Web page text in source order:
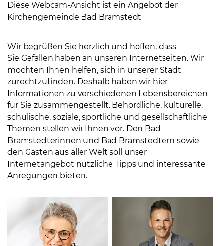
Uhr
08
Uhr
und
14
außerhalb
Diese Webcam-Ansicht ist ein Angebot der
Kirchengemeinde Bad Bramstedt
Wir begrüßen Sie herzlich und hoffen, dass
Sie Gefallen haben an unseren Internetseiten. Wir
möchten Ihnen helfen, sich in unserer Stadt
zurechtzufinden. Deshalb haben wir hier
Informationen zu verschiedenen Lebensbereichen
für Sie zusammengestellt. Behördliche, kulturelle,
schulische, soziale, sportliche und gesellschaftliche
Themen stellen wir Ihnen vor. Den Bad
Bramstedterinnen und Bad Bramstedtern sowie
den Gästen aus aller Welt soll unser
Internetangebot nützliche Tipps und interessante
Anregungen bieten.